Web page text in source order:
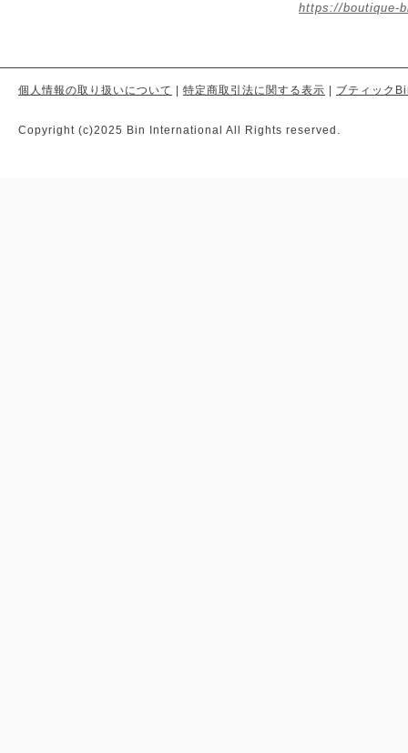
https://boutique-
個人情報の取り扱いについて 特定商取引法に関する表示 ブティック
Copyright (c)2025 Bin International All Rights reserved.